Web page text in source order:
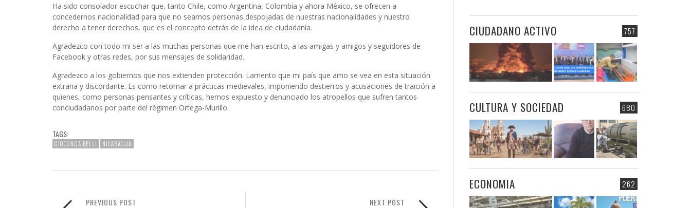
Ha sido consolador escuchar que, tanto Chile, como Argentina, Colombia y ahora México, se ofrecen a
concedernos nacionalidad para que no seamos personas despojadas de nuestras nacionalidades y nuestro
derecho a tener derechos, que es el concepto detrás de la idea de ciudadanía.
Agradezco con todo mi ser a las muchas personas que me han escrito, a las amigas y amigos y seguidores de
Facebook y otras redes, por sus mensajes de solidaridad.
Agradezco a los gobiernos que nos extienden protección. Lamento que mi país que amo se vea en esta situación
extraña y discordante. Es como retornar a prácticas medievales, imponiendo destierros y acusaciones de traición a
quienes, como personas pensantes y críticas, hemos expuesto y denunciado los atropellos que sufren tantos
conciudadanos por parte del régimen Ortega-Murillo.
TAGS:
GIOCONDA BELLI NICARAGUA
NEXT POST
PREVIOUS POST
757
CIUDADANO ACTIVO
680
CULTURA Y SOCIEDAD
262
ECONOMIA